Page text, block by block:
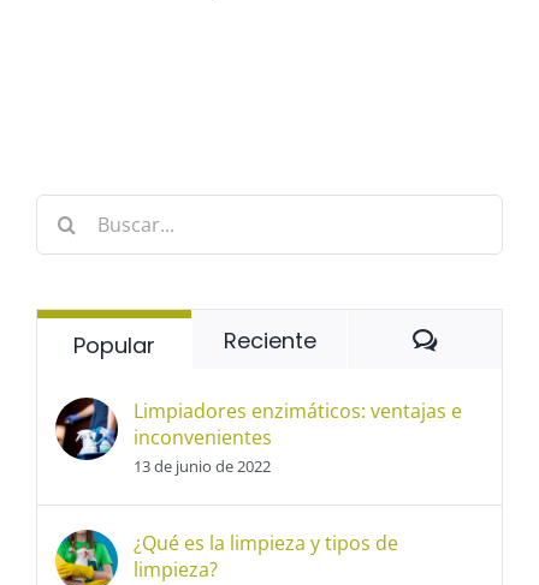
Buscar:
Popular Reciente
Limpiadores enzimáticos: ventajas e
inconvenientes
13 de junio de 2022
¿Qué es la limpieza y tipos de
limpieza?